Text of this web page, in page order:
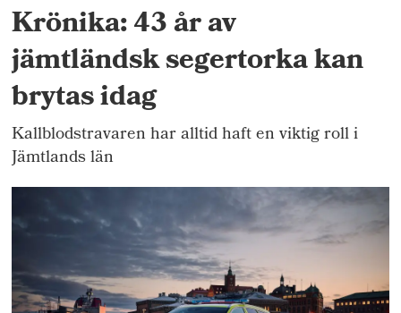
Krönika: 43 år av
jämtländsk segertorka kan
brytas idag
Kallblodstravaren har alltid haft en viktig roll i
Jämtlands län